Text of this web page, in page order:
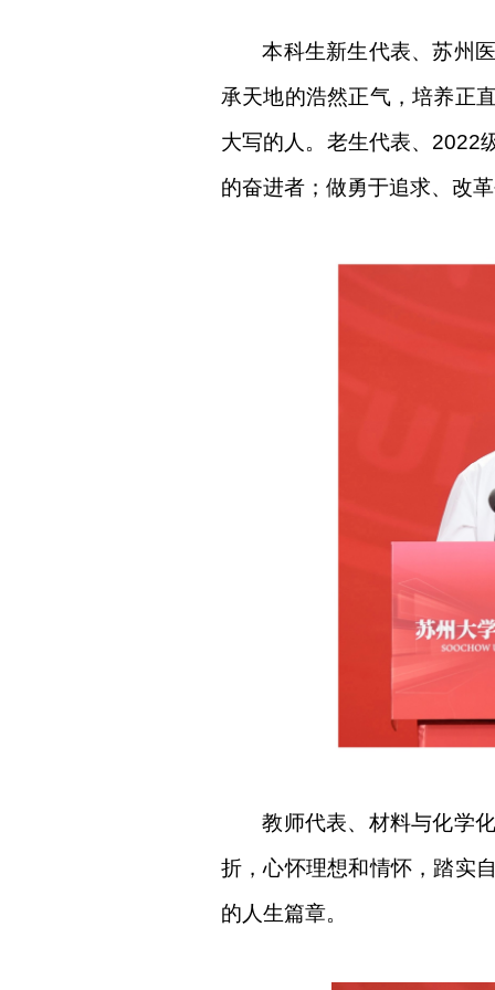
本科生新生代表、苏州
承天地的浩然正气，培养正
大写的人。老生代表、 2022
的奋进者 ； 做勇于追求、 改
教师代表、材料与化学
折，心怀理想和情怀，踏实
的人生篇章。